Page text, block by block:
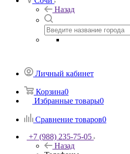
Назад
Личный кабинет
Корзина0
Избранные товары0
Сравнение товаров0
+7 (988) 235-75-05
Назад